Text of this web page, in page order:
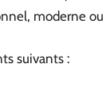
moderne
suivants :